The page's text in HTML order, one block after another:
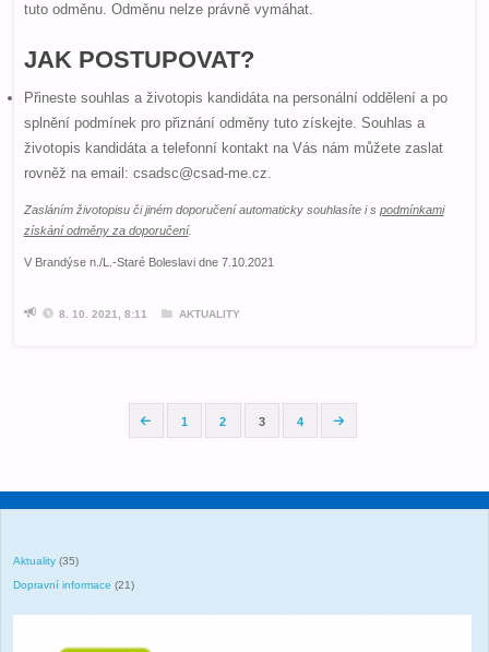
tuto odměnu. Odměnu nelze právně vymáhat.
JAK POSTUPOVAT?
Přineste souhlas a životopis kandidáta na personální oddělení a po
splnění podmínek pro přiznání odměny tuto získejte. Souhlas a
životopis kandidáta a telefonní kontakt na Vás nám můžete zaslat
rovněž na email: csadsc@csad-me.cz.
Zasláním životopisu či jiném doporučení automaticky souhlasíte i s podmínkami
získání odměny za doporučení.
V Brandýse n./L.-Staré Boleslavi dne 7.10.2021
8. 10. 2021, 8:11 AKTUALITY
Stránkování
příspěvků
1 2 3 4
Aktuality(35)
Dopravní informace (21)